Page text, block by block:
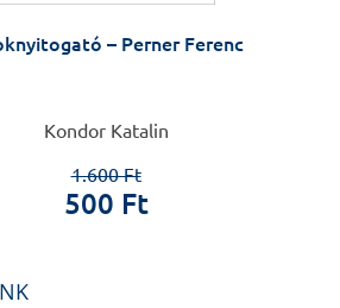
– Perner Ferenc
Kondor Katalin
1.600 Ft
500 Ft